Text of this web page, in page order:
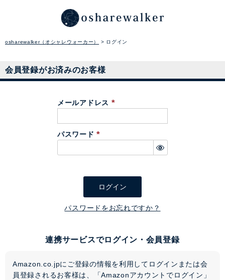
osharewalker（オシャレウォーカー） ログイン
会員登録がお済みのお客様
メールアドレス
必
パスワード
必
ログイン
パスワードをお忘れですか？
連携サービスでログイン・会員登録
Amazon.co.jpにご登録の情報を利用してログインまたは会
員登録されるお客様は、「Amazonアカウントでログイン」